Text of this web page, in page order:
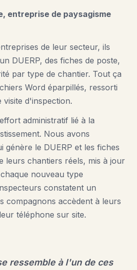
entreprise de paysagisme
de leur secteur, ils
DUERP, des fiches de poste,
par type de chantier. Tout ça
Word éparpillés, ressorti
d'inspection.
administratif lié à la
Nous avons
génère le DUERP et les fiches
leurs chantiers réels, mis à jour
nouveau type
constatent un
compagnons accèdent à leurs
téléphone sur site.
ressemble à l'un de ces